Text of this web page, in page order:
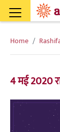
Home
4 मई 2020